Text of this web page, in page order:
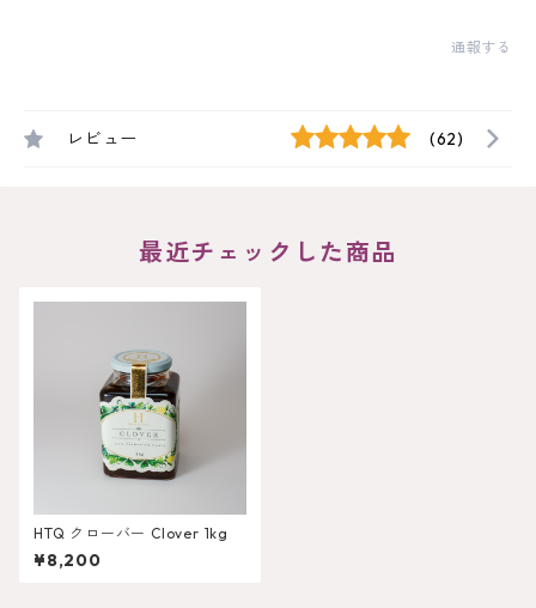
通報する
レビュー (62)
最近チェックした商品
HTQ クローバー Clover 1kg
¥8,200